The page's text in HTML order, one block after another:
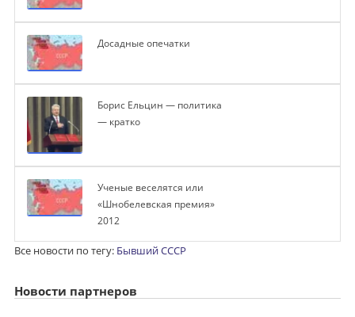
Досадные опечатки
Борис Ельцин — политика
— кратко
Ученые веселятся или
«Шнобелевская премия»
2012
Все новости по тегу: Бывший СССР
Новости партнеров